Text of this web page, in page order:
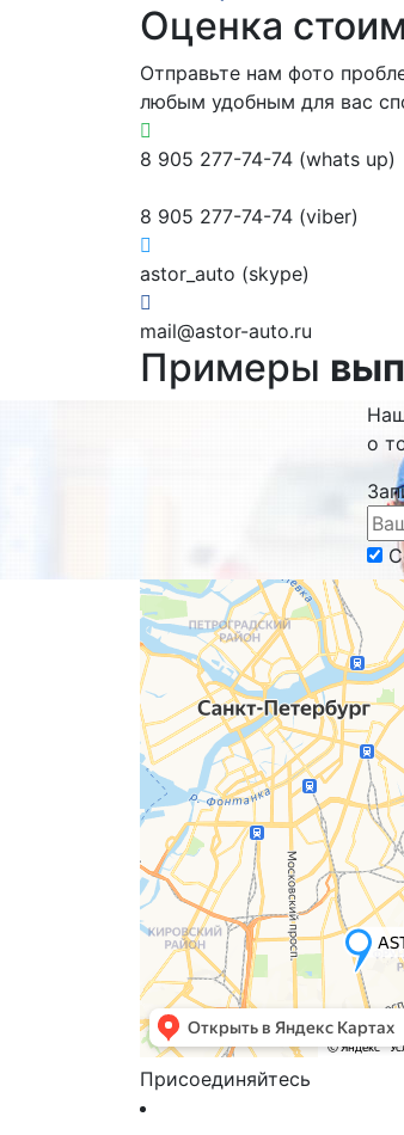
Оценка
Отправьте нам фото
любым удобным для вас
8 905 277-74-74 (whats up)
8 905 277-74-74 (viber)
astor_auto (skype)
mail@astor-auto.ru
Примеры
о
Присоединяйтесь